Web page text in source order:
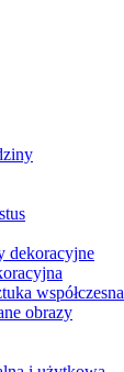
dekoracyjne
współczesna
obrazy